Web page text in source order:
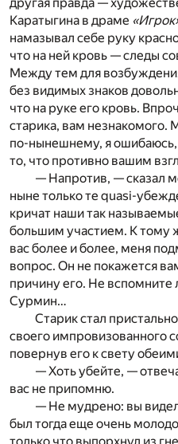
другая правда —
Каратыгина в драме
намазывал себе руку
что на ней кровь — следы
Между тем для
без видимых знаков
что на руке его кровь.
старика, вам незнакомого.
по-нынешнему, я
то, что противно вашим
— Напротив, — сказал
ныне только те quasi-
кричат наши так
большим участием. К тому
вас более и более, меня
вопрос. Он не покажется
причину его. Не
Сурмин…
Старик стал
своего импровизованного
повернув его к свету
— Хоть убейте, —
вас не припомню.
— Не мудрено: вы
был тогда еще очень